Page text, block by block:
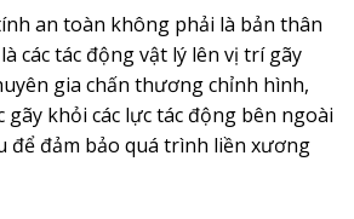
an toàn không phải là bản thân
các tác động vật lý lên vị trí gãy
gia chấn thương chỉnh hình,
gãy khỏi các lực tác động bên ngoài
để đảm bảo quá trình liền xương